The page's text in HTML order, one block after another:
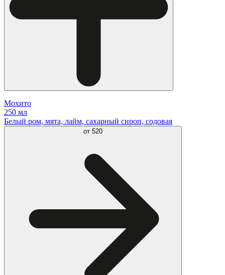
Мохито
250 мл
Белый ром, мята, лайм, сахарный сироп, содовая
от 520